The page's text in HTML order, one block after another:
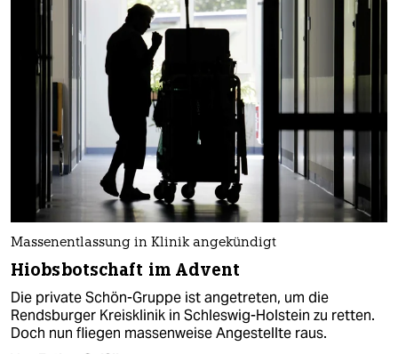
Massenentlassung in Klinik angekündigt
Hiobsbotschaft im Advent
Die private Schön-Gruppe ist angetreten, um die
Rendsburger Kreisklinik in Schleswig-Holstein zu retten.
Doch nun fliegen massenweise Angestellte raus.